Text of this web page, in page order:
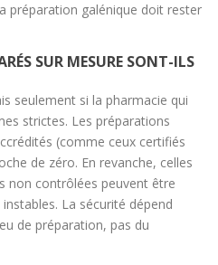
préparation galénique doit rester
SUR MESURE SONT-ILS
seulement si la pharmacie qui
strictes. Les préparations
(comme ceux certifiés
de zéro. En revanche, celles
non contrôlées peuvent être
La sécurité dépend
de préparation, pas du